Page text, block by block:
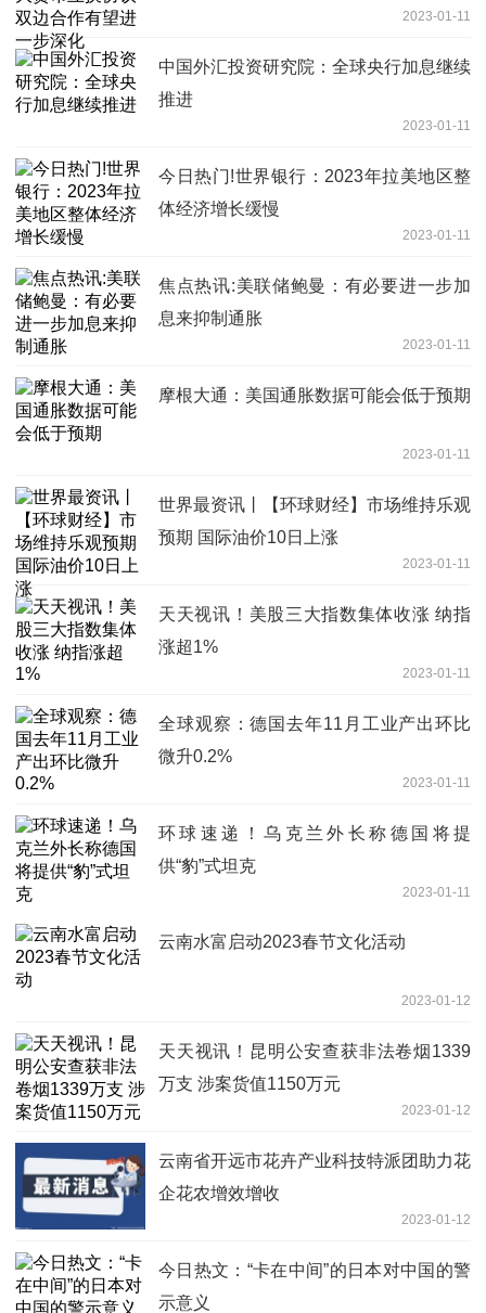
2023-01-11
中国外汇投资研究院：全球央行加息继续
推进
2023-01-11
今日热门!世界银行：2023年拉美地区整
体经济增长缓慢
2023-01-11
焦点热讯:美联储鲍曼：有必要进一步加
息来抑制通胀
2023-01-11
摩根大通：美国通胀数据可能会低于预期
2023-01-11
世界最资讯丨【环球财经】市场维持乐观
预期 国际油价10日上涨
2023-01-11
天天视讯！美股三大指数集体收涨 纳指
涨超1%
2023-01-11
全球观察：德国去年11月工业产出环比
微升0.2%
2023-01-11
环球速递！乌克兰外长称德国将提
供“豹”式坦克
2023-01-11
云南水富启动2023春节文化活动
2023-01-12
天天视讯！昆明公安查获非法卷烟1339
万支 涉案货值1150万元
2023-01-12
云南省开远市花卉产业科技特派团助力花
企花农增效增收
2023-01-12
今日热文：“卡在中间”的日本对中国的警
示意义